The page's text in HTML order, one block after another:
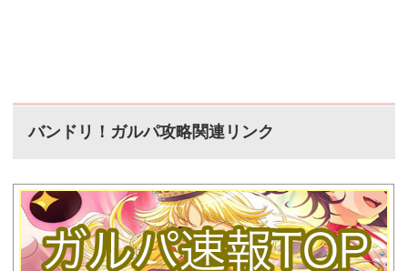
バンドリ！ガルパ攻略関連リンク